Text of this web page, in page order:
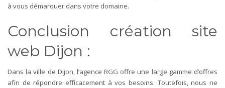
à vous démarquer dans votre domaine.
Conclusion création site
web Dijon :
Dans la ville de Dijon, l’agence RGG offre une large gamme d’offres
afin de répondre efficacement à vos besoins. Toutefois, nous ne